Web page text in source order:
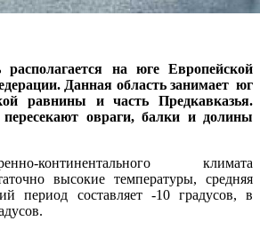
располагается на юге Европейской
Данная область занимает юг
равнины и часть Предкавказья.
овраги, балки и долины
континентального климата
высокие температуры, средняя
период составляет -10 градусов, в